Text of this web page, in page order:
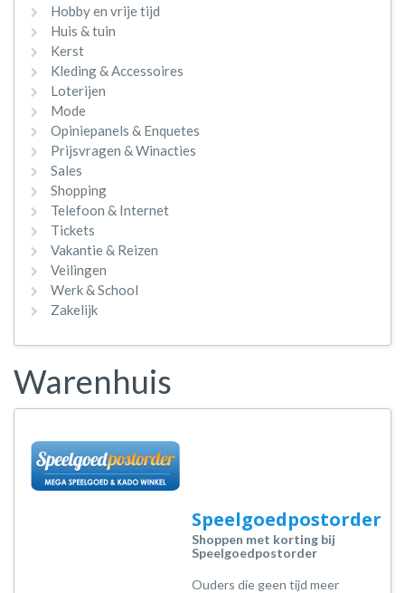
Hobby en vrije tijd
Huis & tuin
Kerst
Kleding & Accessoires
Loterijen
Mode
Opiniepanels & Enquetes
Prijsvragen & Winacties
Sales
Shopping
Telefoon & Internet
Tickets
Vakantie & Reizen
Veilingen
Werk & School
Zakelijk
Warenhuis
Speelgoedpostorder
Shoppen met korting bij
Speelgoedpostorder
Ouders die geen tijd meer